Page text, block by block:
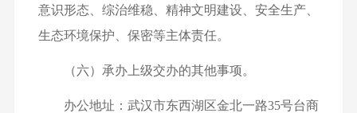
意识形态、综治维稳、精神文明建设、安全生产、
生态环境保护、保密等主体责任。
（六）承办上级交办的其他事项。
办公地址：武汉市东西湖区金北一路35号台商